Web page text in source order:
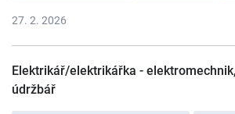
27. 2. 2026
Elektrikář/elektrikářka -
údržbář